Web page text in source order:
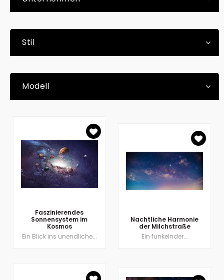
Stil
Modell
Faszinierendes
Sonnensystem im
Kosmos
Ein Blick ins unendliche...
Nachtliche Harmonie
der Milchstraße
Ein funkelnder...